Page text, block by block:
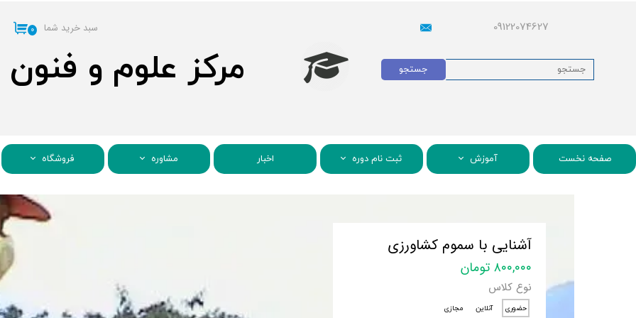
09122074627
مرکز علوم و فنون
۰ سبد خرید شما
جستجو
صفحه نخست آموزش ثبت نام دوره اخبار مشاوره فروشگاه
آشنایی با سموم کشاورزی
۸۰۰,۰۰۰ تومان
نوع کلاس
حضوری آنلاین مجازی